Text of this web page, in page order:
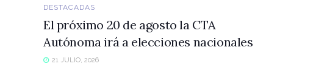
DESTACADAS
El próximo 20 de agosto la CTA
Autónoma irá a elecciones nacionales
21 JULIO, 2026